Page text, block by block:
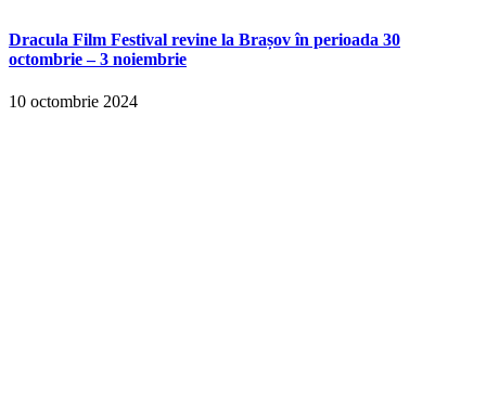
Dracula Film Festival revine la Brașov în perioada 30
octombrie – 3 noiembrie
10 octombrie 2024